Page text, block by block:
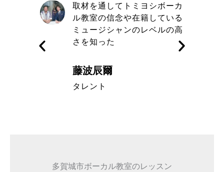
取材を通してトミヨシボーカ
ル教室の信念や在籍している
ミュージシャンのレベルの高
さを知った
藤波辰爾
タレント
多賀城市ボーカル教室のレッスン